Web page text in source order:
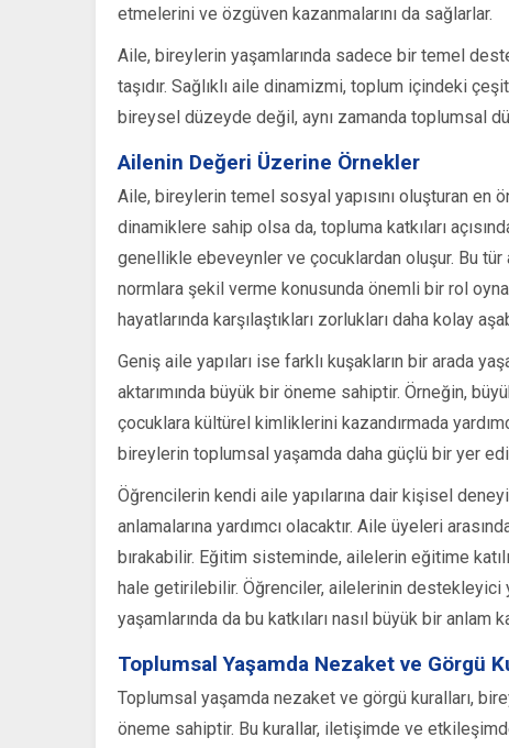
etmelerini ve özgüven kazanmalarını da sağlarlar.
Aile, bireylerin yaşamlarında sadece bir temel
taşıdır. Sağlıklı aile dinamizmi, toplum içindeki
bireysel düzeyde değil, aynı zamanda toplumsal
Ailenin Değeri Üzerine Örnekler
Aile, bireylerin temel sosyal yapısını oluşturan en
dinamiklere sahip olsa da, topluma katkıları
genellikle ebeveynler ve çocuklardan oluşur. Bu
normlara şekil verme konusunda önemli bir rol
hayatlarında karşılaştıkları zorlukları daha kolay
Geniş aile yapıları ise farklı kuşakların bir arada
aktarımında büyük bir öneme sahiptir. Örneğin,
çocuklara kültürel kimliklerini kazandırmada
bireylerin toplumsal yaşamda daha güçlü bir yer
Öğrencilerin kendi aile yapılarına dair kişisel
anlamalarına yardımcı olacaktır. Aile üyeleri
bırakabilir. Eğitim sisteminde, ailelerin eğitime
hale getirilebilir. Öğrenciler, ailelerinin destekleyici
yaşamlarında da bu katkıları nasıl büyük bir anlam
Toplumsal Yaşamda Nezaket ve Görgü
Toplumsal yaşamda nezaket ve görgü kuralları,
öneme sahiptir. Bu kurallar, iletişimde ve